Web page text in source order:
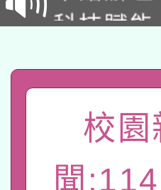
暨閱讀
科技賦
「數位
pilot」
有關大
薪期間
轉知經
校
聞